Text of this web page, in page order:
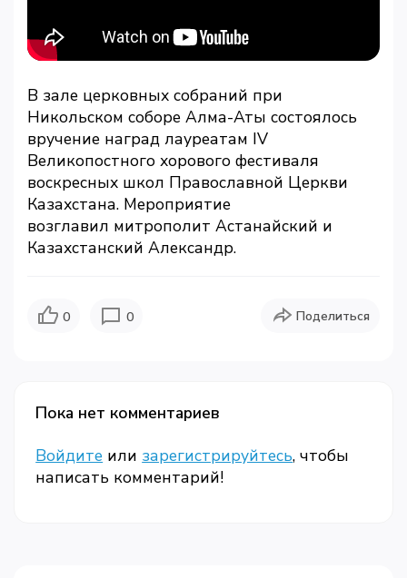
В зале церковных собраний при
Никольском соборе Алма-Аты состоялось
вручение наград лауреатам IV
Великопостного хорового фестиваля
воскресных школ Православной Церкви
Казахстана. Мероприятие
возглавил митрополит Астанайский и
Казахстанский Александр.
0 0 Поделиться
Пока нет комментариев
Войдите или зарегистрируйтесь, чтобы
написать комментарий!